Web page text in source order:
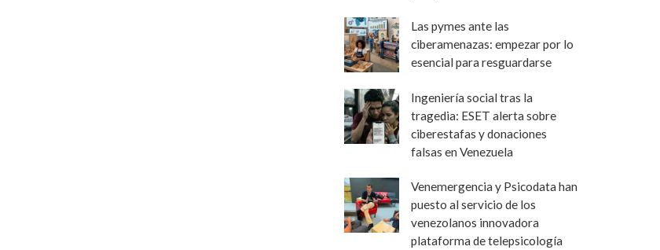
Las pymes ante las
ciberamenazas: empezar por lo
esencial para resguardarse
Ingeniería social tras la
tragedia: ESET alerta sobre
ciberestafas y donaciones
falsas en Venezuela
Venemergencia y Psicodata han
puesto al servicio de los
venezolanos innovadora
plataforma de telepsicología